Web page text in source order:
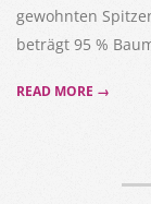
gewohnten
beträgt 95 %
READ MORE →